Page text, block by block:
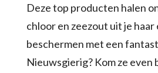
Deze top producten halen
chloor en zeezout uit je
beschermen met een
Nieuwsgierig? Kom ze even